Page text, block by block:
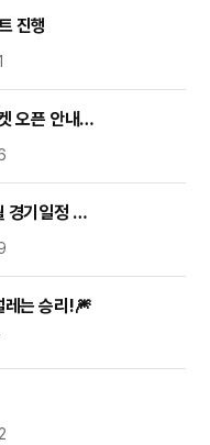
진행
EASL 파이널스 2026 티켓 오픈 안내 🎟️
25-26시즌 SK나이츠 3월 경기일정 안내
레는 승리!🎆